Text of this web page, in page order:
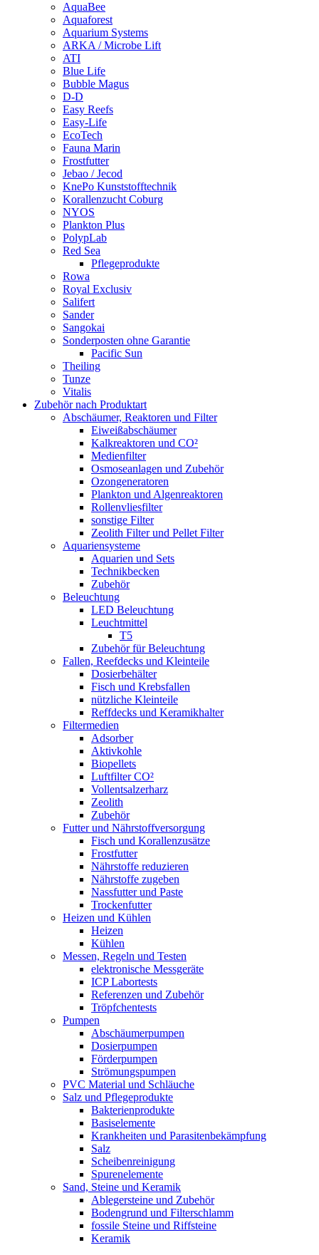
AquaBee
Aquaforest
Aquarium Systems
ARKA / Microbe Lift
ATI
Blue Life
Bubble Magus
D-D
Easy Reefs
Easy-Life
EcoTech
Fauna Marin
Frostfutter
Jebao / Jecod
KnePo Kunststofftechnik
Korallenzucht Coburg
NYOS
Plankton Plus
PolypLab
Red Sea
Pflegeprodukte
Rowa
Royal Exclusiv
Salifert
Sander
Sangokai
Sonderposten ohne Garantie
Pacific Sun
Theiling
Tunze
Vitalis
Zubehör nach Produktart
Abschäumer, Reaktoren und Filter
Eiweißabschäumer
Kalkreaktoren und CO²
Medienfilter
Osmoseanlagen und Zubehör
Ozongeneratoren
Plankton und Algenreaktoren
Rollenvliesfilter
sonstige Filter
Zeolith Filter und Pellet Filter
Aquariensysteme
Aquarien und Sets
Technikbecken
Zubehör
Beleuchtung
LED Beleuchtung
Leuchtmittel
T5
Zubehör für Beleuchtung
Fallen, Reefdecks und Kleinteile
Dosierbehälter
Fisch und Krebsfallen
nützliche Kleinteile
Reffdecks und Keramikhalter
Filtermedien
Adsorber
Aktivkohle
Biopellets
Luftfilter CO²
Vollentsalzerharz
Zeolith
Zubehör
Futter und Nährstoffversorgung
Fisch und Korallenzusätze
Frostfutter
Nährstoffe reduzieren
Nährstoffe zugeben
Nassfutter und Paste
Trockenfutter
Heizen und Kühlen
Heizen
Kühlen
Messen, Regeln und Testen
elektronische Messgeräte
ICP Labortests
Referenzen und Zubehör
Tröpfchentests
Pumpen
Abschäumerpumpen
Dosierpumpen
Förderpumpen
Strömungspumpen
PVC Material und Schläuche
Salz und Pflegeprodukte
Bakterienprodukte
Basiselemente
Krankheiten und Parasitenbekämpfung
Salz
Scheibenreinigung
Spurenelemente
Sand, Steine und Keramik
Ablegersteine und Zubehör
Bodengrund und Filterschlamm
fossile Steine und Riffsteine
Keramik